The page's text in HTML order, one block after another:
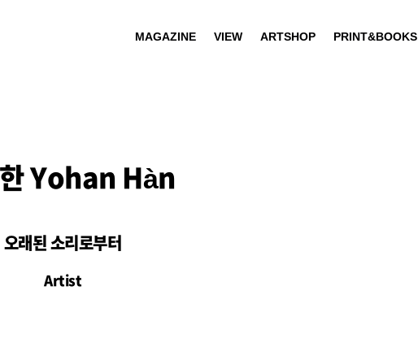
MAGAZINE VIEW ARTSHOP PRINT&BOOKS
Yohan Hàn
오래된 소리로부터
Artist